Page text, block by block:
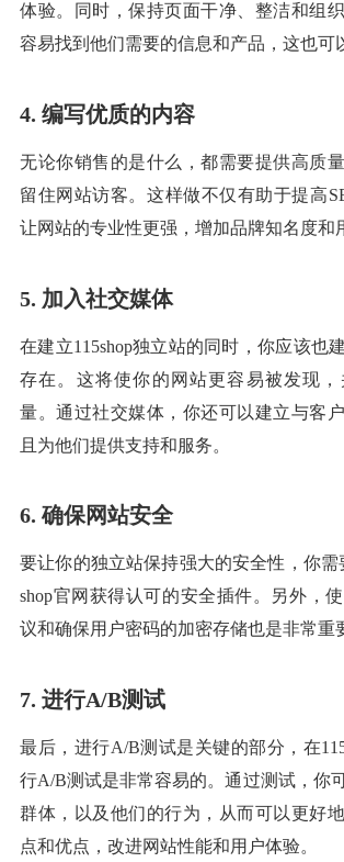
体验。同时，保持页面干净、整洁和组
容易找到他们需要的信息和产品，这也可
4. 编写优质的内容
无论你销售的是什么，都需要提供高质
留住网站访客。这样做不仅有助于提高
让网站的专业性更强，增加品牌知名度和
5. 加入社交媒体
在建立115shop独立站的同时，你应该也
存在。这将使你的网站更容易被发现
量。通过社交媒体，你还可以建立与客
且为他们提供支持和服务。
6. 确保网站安全
要让你的独立站保持强大的安全性，你需
shop官网获得认可的安全插件。另外，
议和确保用户密码的加密存储也是非常重
7. 进行A/B测试
最后，进行A/B测试是关键的部分，在
行A/B测试是非常容易的。通过测试，你
群体，以及他们的行为，从而可以更好
点和优点，改进网站性能和用户体验。